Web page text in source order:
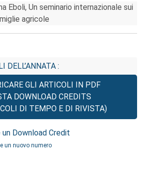
Eboli, Un seminario internazionale sui
agricole
DELL’ANNATA :
GLI ARTICOLI IN PDF
DOWNLOAD CREDITS
DI TEMPO E DI RIVISTA)
Download Credit
un nuovo numero